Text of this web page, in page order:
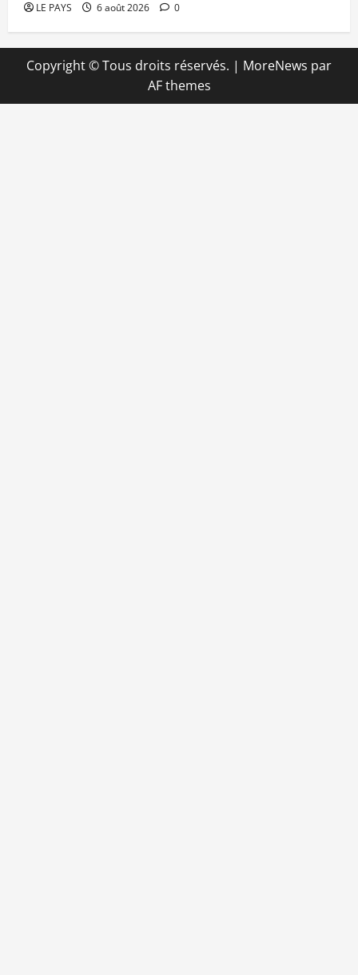
LE PAYS 6 août 2026 0
Copyright © Tous droits réservés. | MoreNews par
AF themes